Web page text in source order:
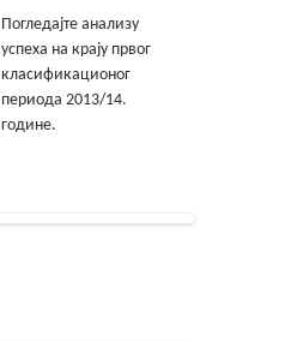
Погледајте анализу
успеха на крају првог
класификационог
периода 2013/14.
године.